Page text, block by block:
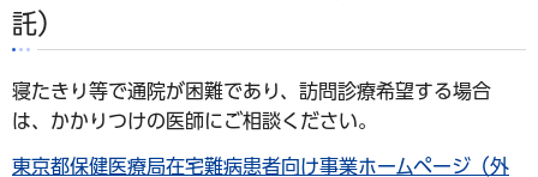
託）
寝たきり等で通院が困難であり、訪問診療希望する場合
は、かかりつけの医師にご相談ください。
東京都保健医療局在宅難病患者向け事業ホームページ（外